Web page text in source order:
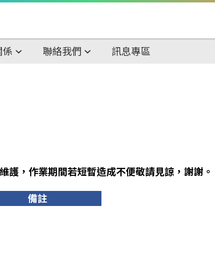
係 聯絡我們 訊息專區
護，作業期間若短暫造成不便敬請見諒，謝謝。
備註